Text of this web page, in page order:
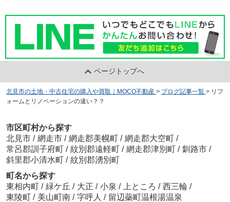
ページトップへ
北見市の土地・中古住宅の購入や買取｜MOCO不動産 > ブログ記事一覧 > リフ
ォームとリノベーションの違い？？
市区町村から探す
北見市 / 網走市 / 網走郡美幌町 / 網走郡大空町 /
常呂郡訓子府町 / 紋別郡遠軽町 / 網走郡津別町 / 釧路市 /
斜里郡小清水町 / 紋別郡湧別町
町名から探す
東相内町 / 緑ケ丘 / 大正 / 小泉 / 上ところ / 西三輪 /
東陵町 / 美山町南 / 字呼人 / 留辺蘂町温根湯温泉